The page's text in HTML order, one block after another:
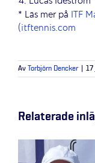
* Läs mer på ITF
(itftennis.com
Av Torbjörn Dencker 17
Relaterade